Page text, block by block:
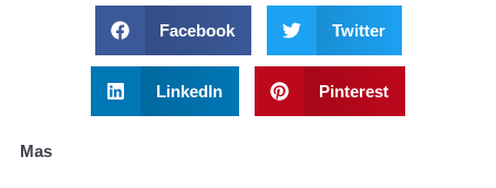
Facebook Twitter
LinkedIn Pinterest
Mas